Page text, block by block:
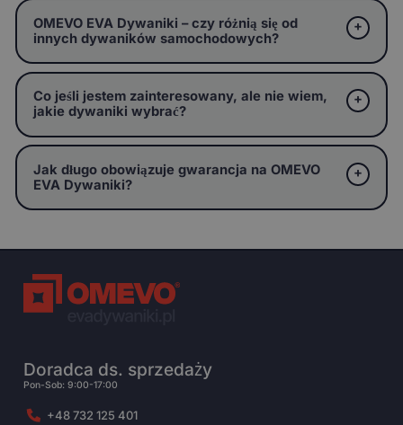
OMEVO EVA Dywaniki – czy różnią się od
innych dywaników samochodowych?
Co jeśli jestem zainteresowany, ale nie wiem,
jakie dywaniki wybrać?
Jak długo obowiązuje gwarancja na OMEVO
EVA Dywaniki?
Doradca ds. sprzedaży
Pon-Sob: 9:00-17:00
+48 732 125 401